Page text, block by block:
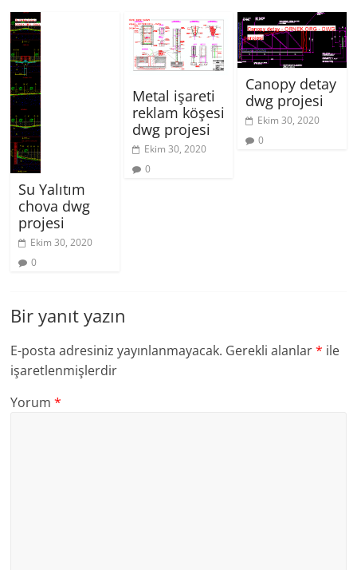
Su Yalıtım
chova dwg
projesi
Ekim 30, 2020
0
Metal işareti
reklam köşesi
dwg projesi
Ekim 30, 2020
0
Canopy detay
dwg projesi
Ekim 30, 2020
0
Bir yanıt yazın
E-posta adresiniz yayınlanmayacak. Gerekli alanlar* ile
işaretlenmişlerdir
Yorum*